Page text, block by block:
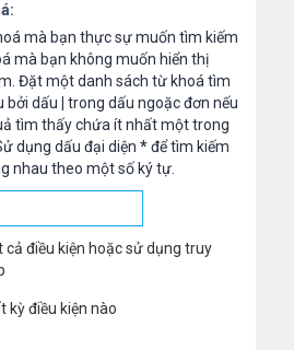
mà bạn thực sự muốn tìm kiếm
mà bạn không muốn hiển thị
Đặt một danh sách từ khoá tìm
bởi dấu
trong dấu ngoặc đơn nếu
tìm thấy chứa ít nhất một trong
dụng dấu đại diện *để tìm kiếm
nhau theo một số ký tự.
điều kiện hoặc sử dụng truy
kỳ điều kiện nào